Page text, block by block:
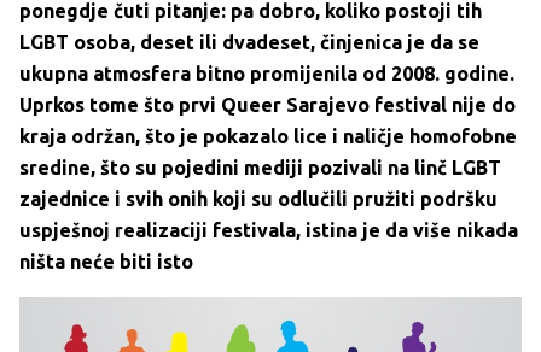
ponegdje čuti pitanje: pa dobro, koliko postoji tih
LGBT osoba, deset ili dvadeset, činjenica je da se
ukupna atmosfera bitno promijenila od 2008. godine.
Uprkos tome što prvi Queer Sarajevo festival nije do
kraja održan, što je pokazalo lice i naličje homofobne
sredine, što su pojedini mediji pozivali na linč LGBT
zajednice i svih onih koji su odlučili pružiti podršku
uspješnoj realizaciji festivala, istina je da više nikada
ništa neće biti isto